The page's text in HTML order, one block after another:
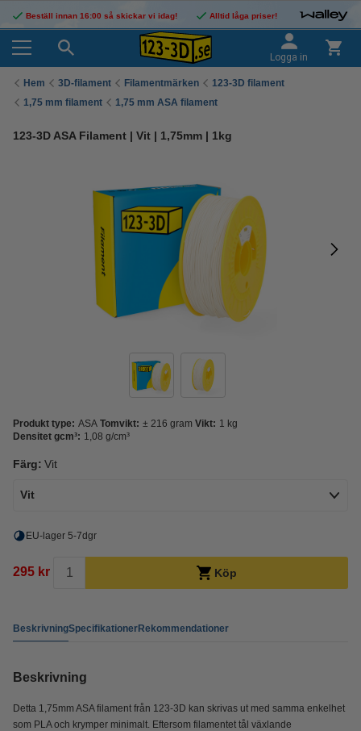
Beställ innan 16:00 så skickar vi idag! Alltid låga priser!
Logga in
Hem 3D-filament Filamentmärken
123-3D filament
1,75 mm filament
1,75 mm ASA filament
123-3D ASA Filament | Vit | 1,75mm | 1kg
Produkt type: ASA Tomvikt: ± 216 gram Vikt: 1 kg
Densitet gcm³: 1,08 g/cm³
Färg: Vit
Vit
EU-lager 5-7dgr
295 kr Köp
BeskrivningSpecifikationerRekommendationer
Beskrivning
Detta 1,75mm ASA filament från 123-3D kan skrivas ut med samma enkelhet
som PLA och krymper minimalt. Eftersom filamentet tål växlande